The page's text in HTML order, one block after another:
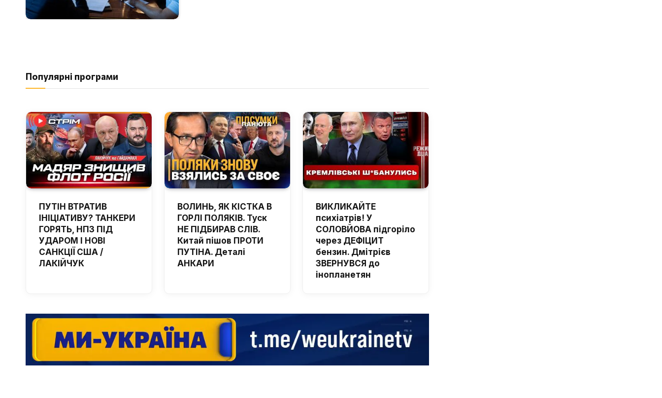
Популярні програми
ПУТІН ВТРАТИВ
ІНІЦІАТИВУ? ТАНКЕРИ
ГОРЯТЬ, НПЗ ПІД
УДАРОМ І НОВІ
САНКЦІЇ США /
ЛАКІЙЧУК
ВОЛИНЬ, ЯК КІСТКА В
ГОРЛІ ПОЛЯКІВ. Туск
НЕ ПІДБИРАВ СЛІВ.
Китай пішов ПРОТИ
ПУТІНА. Деталі
АНКАРИ
ВИКЛИКАЙТЕ
психіатрів! У
СОЛОВЙОВА підгоріло
через ДЕФІЦИТ
бензин. Дмітрієв
ЗВЕРНУВСЯ до
інопланетян